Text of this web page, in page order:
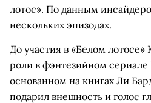
лотос». По данным
нескольких эпизодах.
До участия в «Белом лотосе»
роли в фэнтезийном сериале
основанном на книгах Ли
подарил внешность и голос